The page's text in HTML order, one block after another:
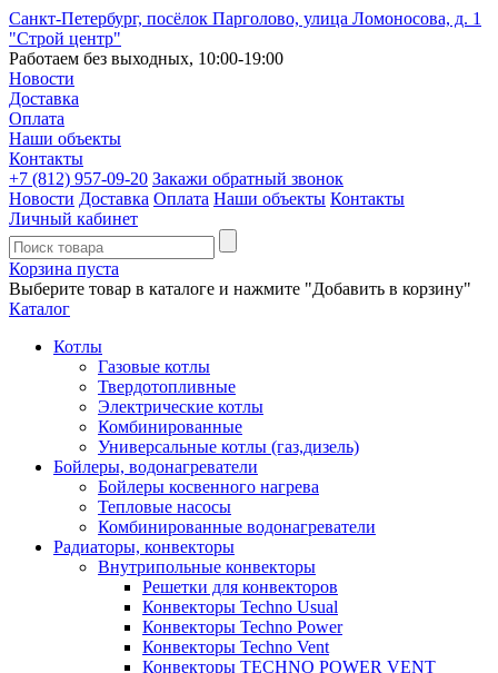
Санкт-Петербург, посёлок Парголово, улица Ломоносова, д. 1
"Строй центр"
Работаем без выходных, 10:00-19:00
Новости
Доставка
Оплата
Наши объекты
Контакты
+7 (812) 957-09-20 Закажи обратный звонок
Новости Доставка Оплата Наши объекты Контакты
Личный кабинет
Корзина пуста
Выберите товар в каталоге и нажмите "Добавить в корзину"
Каталог
Котлы
Газовые котлы
Твердотопливные
Электрические котлы
Комбинированные
Универсальные котлы (газ,дизель)
Бойлеры, водонагреватели
Бойлеры косвенного нагрева
Тепловые насосы
Комбинированные водонагреватели
Радиаторы, конвекторы
Внутрипольные конвекторы
Решетки для конвекторов
Конвекторы Techno Usual
Конвекторы Techno Power
Конвекторы Techno Vent
Конвекторы TECHNO POWER VENT